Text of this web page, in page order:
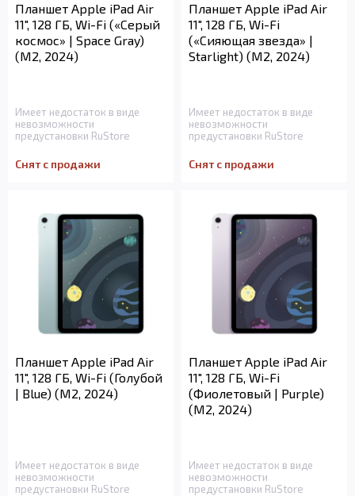
Планшет Apple iPad Air
11", 128 ГБ, Wi-Fi («Серый
космос» | Space Gray)
(M2, 2024)
Имеет недостаток в виде
невозможности
предустановки RuStore
Снят с продажи
Планшет Apple iPad Air
11", 128 ГБ, Wi-Fi
(«Сияющая звезда» |
Starlight) (M2, 2024)
Имеет недостаток в виде
невозможности
предустановки RuStore
Снят с продажи
Планшет Apple iPad Air
11", 128 ГБ, Wi-Fi (Голубой
| Blue) (M2, 2024)
Имеет недостаток в виде
невозможности
предустановки RuStore
Планшет Apple iPad Air
11", 128 ГБ, Wi-Fi
(Фиолетовый | Purple)
(M2, 2024)
Имеет недостаток в виде
невозможности
предустановки RuStore